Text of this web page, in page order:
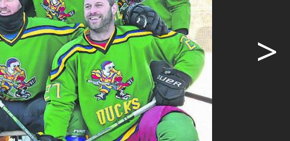
jüngeren
haben.»
auch den
ihren
und
wohl
der
>